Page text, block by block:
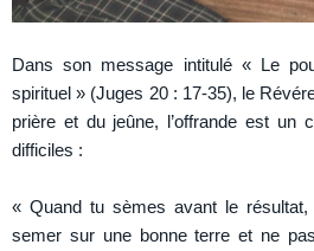
Dans son message intitulé « Le
spirituel » (Juges 20 : 17-35), le
prière et du jeûne, l’offrande est un
difficiles :
« Quand tu sèmes avant le
semer sur une bonne terre et ne